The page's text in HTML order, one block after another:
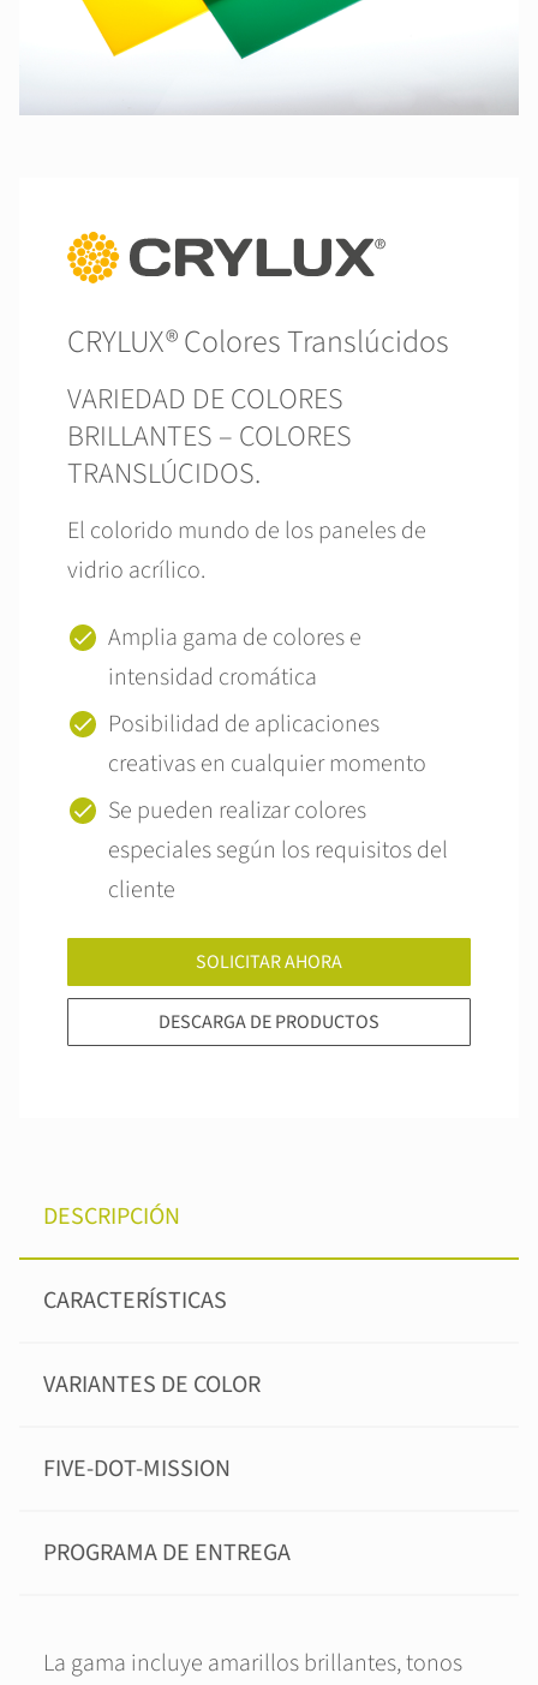
CRYLUX® Colores Translúcidos
VARIEDAD DE COLORES
BRILLANTES – COLORES
TRANSLÚCIDOS.
El colorido mundo de los paneles de
vidrio acrílico.
Amplia gama de colores e
intensidad cromática
Posibilidad de aplicaciones
creativas en cualquier momento
Se pueden realizar colores
especiales según los requisitos del
cliente
SOLICITAR AHORA
DESCARGA DE PRODUCTOS
DESCRIPCIÓN
CARACTERÍSTICAS
VARIANTES DE COLOR
FIVE-DOT-MISSION
PROGRAMA DE ENTREGA
La gama incluye amarillos brillantes, tonos